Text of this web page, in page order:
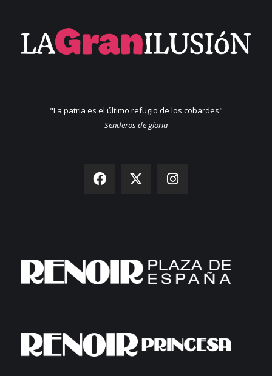
"La patria es el último refugio de los cobardes"
Senderos de gloria